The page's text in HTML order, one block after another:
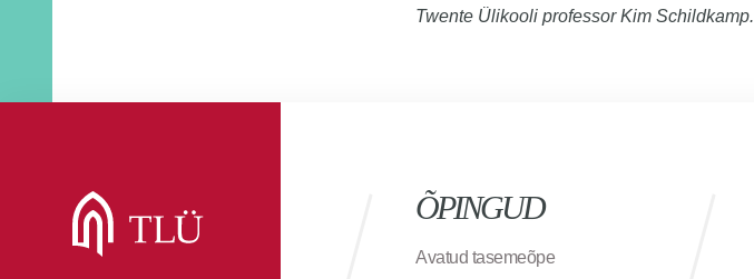
Twente Ülikooli professor Kim Schildkamp.
ÕPINGUD
Avatud tasemeõpe